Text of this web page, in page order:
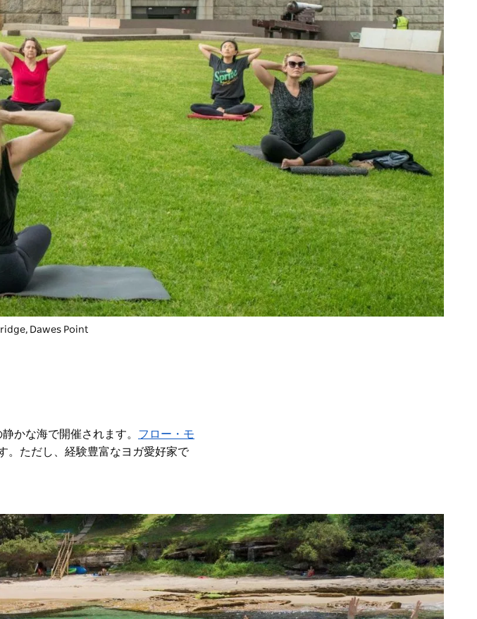
, Dawes Point
かな海で開催されます。 フロー・モ
。ただし、経験豊富なヨガ愛好家で